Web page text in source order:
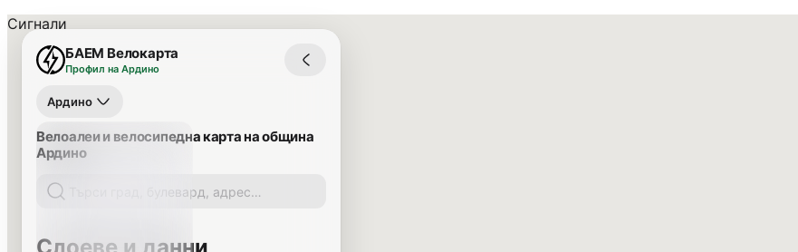
БАЕМ Велокарта
Профил на Ардино
Ардино
Велоалеи и велосипедна карта на община
Ардино
Сигнали